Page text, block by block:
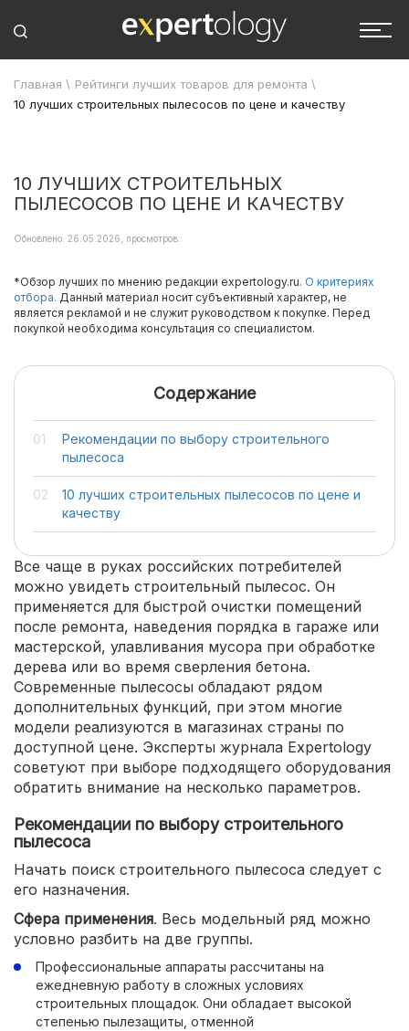
Главная \ Рейтинги лучших товаров для ремонта \
10 лучших строительных пылесосов по цене и качеству
10 ЛУЧШИХ СТРОИТЕЛЬНЫХ
ПЫЛЕСОСОВ ПО ЦЕНЕ И КАЧЕСТВУ
Обновлено: 26.05.2026, просмотров:
*Обзор лучших по мнению редакции expertology.ru. О критериях
отбора. Данный материал носит субъективный характер, не
является рекламой и не служит руководством к покупке. Перед
покупкой необходима консультация со специалистом.
Содержание
Рекомендации по выбору строительного
пылесоса
10 лучших строительных пылесосов по цене и
качеству
Все чаще в руках российских потребителей
можно увидеть строительный пылесос. Он
применяется для быстрой очистки помещений
после ремонта, наведения порядка в гараже или
мастерской, улавливания мусора при обработке
дерева или во время сверления бетона.
Современные пылесосы обладают рядом
дополнительных функций, при этом многие
модели реализуются в магазинах страны по
доступной цене. Эксперты журнала Expertology
советуют при выборе подходящего оборудования
обратить внимание на несколько параметров.
Рекомендации по выбору строительного
пылесоса
Начать поиск строительного пылесоса следует с
его назначения.
Сфера применения. Весь модельный ряд можно
условно разбить на две группы.
Профессиональные аппараты рассчитаны на
ежедневную работу в сложных условиях
строительных площадок. Они обладает высокой
степенью пылезащиты, отменной